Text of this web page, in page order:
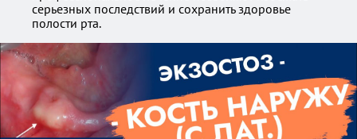
серьезных последствий и сохранить здоровье
полости рта.